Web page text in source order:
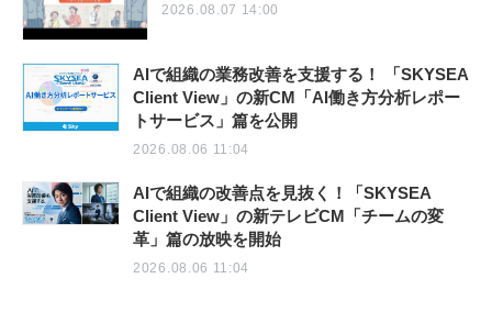
2026.08.07 14:00
AIで組織の業務改善を支援する！ 「SKYSEA
Client View」の新CM「AI働き方分析レポー
トサービス」篇を公開
2026.08.06 11:04
AIで組織の改善点を見抜く！「SKYSEA
Client View」の新テレビCM「チームの変
革」篇の放映を開始
2026.08.06 11:04